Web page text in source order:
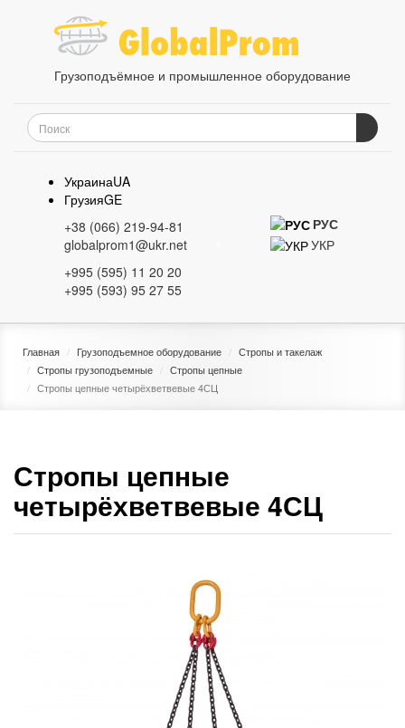
Грузоподъёмное и промышленное оборудование
УкраинаUA
ГрузияGE
+38 (066) 219-94-81
globalprom1@ukr.net
+995 (595) 11 20 20
+995 (593) 95 27 55
РУС
УКР
Главная Грузоподъемное оборудование
Стропы и такелаж
Стропы грузоподъемные
Стропы цепные
Стропы цепные четырёхветвевые 4СЦ
Стропы цепные
четырёхветвевые 4СЦ